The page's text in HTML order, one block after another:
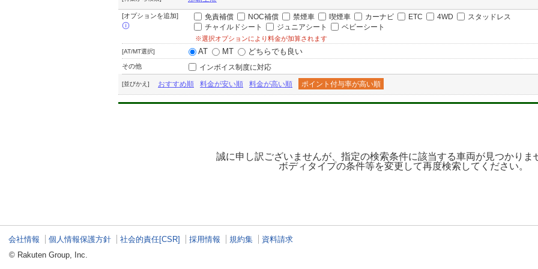
[オプションを追加] 免責補償 NOC補償 禁煙車 喫煙車 カーナビ ETC 4WD
スタッドレス
チャイルドシート
ジュニアシート ベビーシート
※選択オプションにより料金が加算されます
[AT/MT選択] AT MT どちらでも良い
その他 インボイス制度に対応
[並びかえ] おすすめ順 料金が安い順 料金が高い順 ポイント付与率が高い順
誠に申し訳ございませんが、指定の検索条件に該当する車両が見つかりま
ボディタイプの条件等を変更して再度検索してください。
会社情報 個人情報保護方針 社会的責任[CSR] 採用情報 規約集
資料請求
© Rakuten Group, Inc.